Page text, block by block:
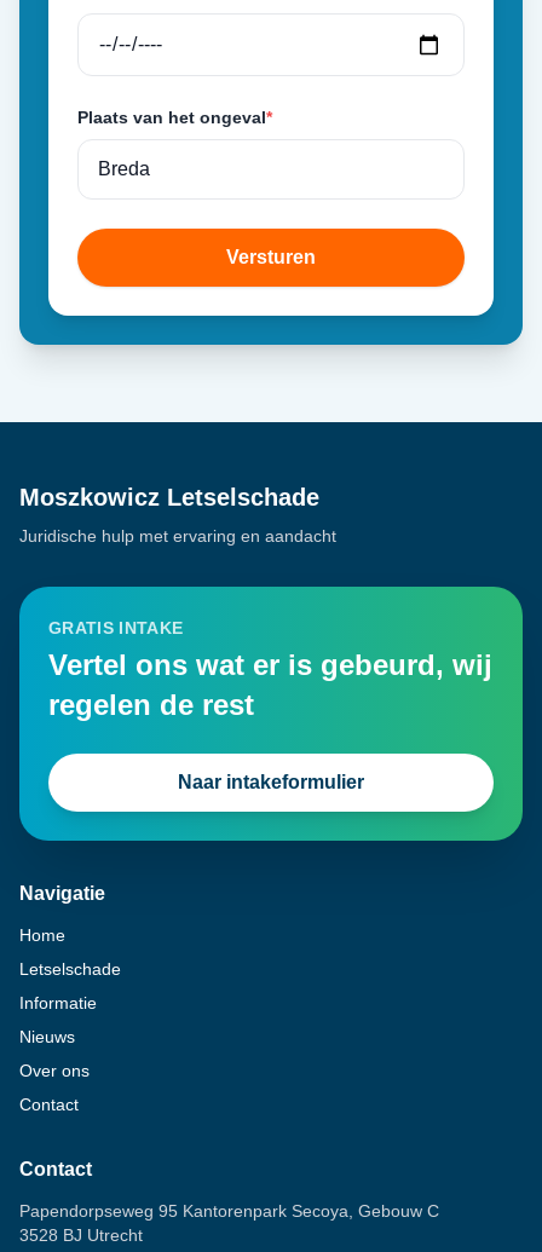
Plaats van het ongeval*
Versturen
Moszkowicz Letselschade
Juridische hulp met ervaring en aandacht
GRATIS INTAKE
Vertel ons wat er is gebeurd, wij
regelen de rest
Naar intakeformulier
Navigatie
Home
Letselschade
Informatie
Nieuws
Over ons
Contact
Contact
Papendorpseweg 95 Kantorenpark Secoya, Gebouw C
3528 BJ Utrecht